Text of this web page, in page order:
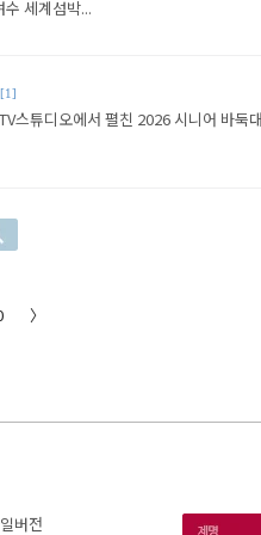
세계섬박...
[1]
스튜디오에서 펼친 2026 시니어 바둑
〉
버전